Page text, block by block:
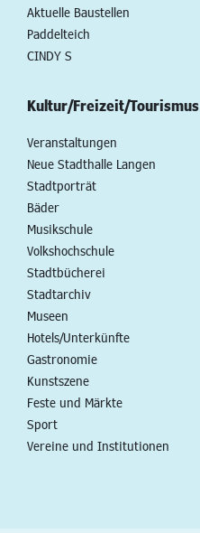
Aktuelle Baustellen
Paddelteich
CINDY S
Kultur/Freizeit/Tourismus
Veranstaltungen
Neue Stadthalle Langen
Stadtporträt
Bäder
Musikschule
Volkshochschule
Stadtbücherei
Stadtarchiv
Museen
Hotels/Unterkünfte
Gastronomie
Kunstszene
Feste und Märkte
Sport
Vereine und Institutionen